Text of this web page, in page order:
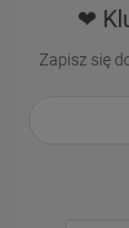
❤
Zapisz się